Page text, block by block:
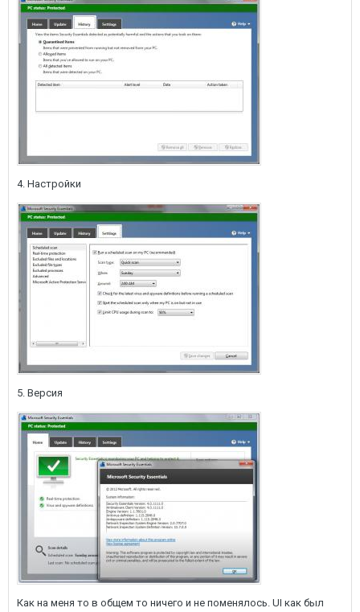
4. Настройки
5. Версия
Как на меня то в общем то ничего и не поменялось. UI как был